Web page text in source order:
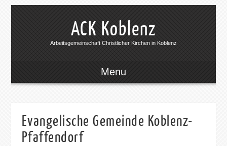
ACK Koblenz
Arbeitsgemeinschaft Christlicher Kirchen in Koblenz
Menu
Evangelische Gemeinde Koblenz-
Pfaffendorf